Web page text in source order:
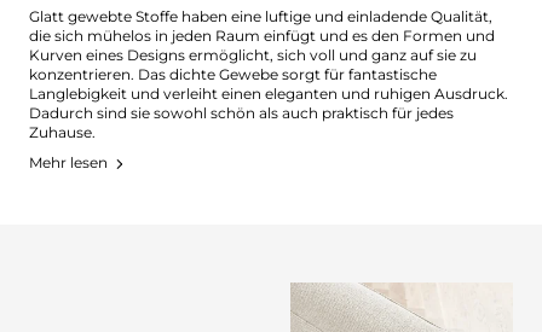
Glatt gewebte Stoffe haben eine luftige und einladende Qualität,
die sich mühelos in jeden Raum einfügt und es den Formen und
Kurven eines Designs ermöglicht, sich voll und ganz auf sie zu
konzentrieren. Das dichte Gewebe sorgt für fantastische
Langlebigkeit und verleiht einen eleganten und ruhigen Ausdruck.
Dadurch sind sie sowohl schön als auch praktisch für jedes
Zuhause.
Mehr lesen